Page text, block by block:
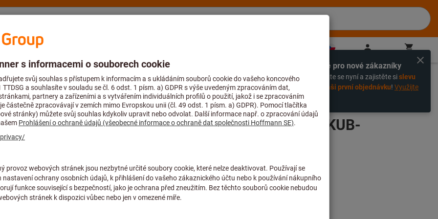
a podpora
% Výhradně pro nové zákazníky
Zaregistrujte se nyní a zajistěte sislevu
-20% na vaši první objednávku! Využijte
slevu nyní!
vrtáky a vrtáky do plného s vyměnitelnými destičkami Vrták do plného s vyměnitelnými destičkami
VLOŽTE VRTÁK KUB QUATRON KUB-
Artiklové číslo: U12 34500